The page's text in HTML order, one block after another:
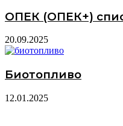
ОПЕК (ОПЕК+)
20.09.2025
Биотопливо
12.01.2025